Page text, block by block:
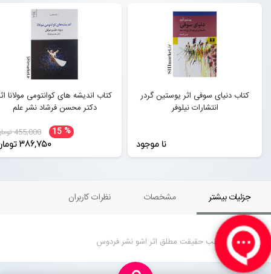
کتاب دنیای سوفی اثر یوستین گردر
انتشارات نیلوفر
نا موجود
کتاب اندیشه های کوانتومی مولانا
دکتر محسن فرشاد نشر علم
15% 455,000 تومان
386,750 تومان
جزئیات بیشتر مشخصات نظرات کاربران
کتاب ضربان قلب حقیقت مطلق اثر اشو نشر فردوس